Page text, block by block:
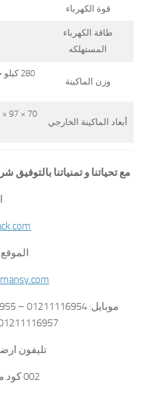
قوة الكهرباء
طاقة الكهرباء
المستهلكه
وزن الماكينة
280
أبعاد الماكينة الخارجي
مع تحياتنا و تمنياتنا
– 01211116958
تليفون ارضي
002 كود مصر قبل الرقم